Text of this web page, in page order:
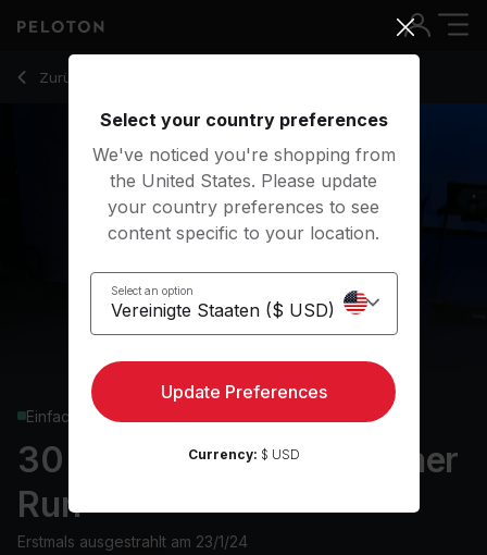
Zurück zu Laufkurse
Zurück
Einfach
30 min Advanced Beginner
Run
Erstmals ausgestrahlt am 23/1/24
30 Min Advanced Beginner Run with Drills & Jog - Adrian
Select your country preferences
We've noticed you're shopping from
the United States. Please update
your country preferences to see
content specific to your location.
Select an option
Update Preferences
Currency: $ USD